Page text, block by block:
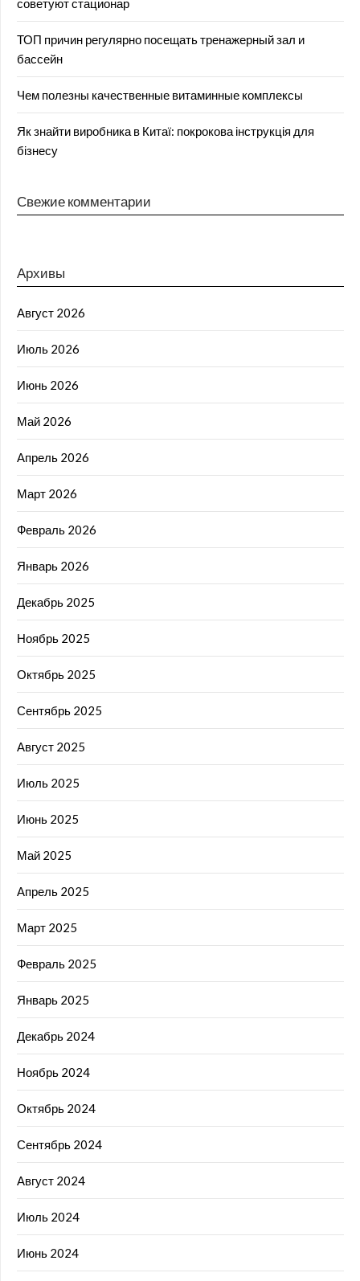
советуют стационар
ТОП причин регулярно посещать тренажерный зал и
бассейн
Чем полезны качественные витаминные комплексы
Як знайти виробника в Китаї: покрокова інструкція для
бізнесу
Свежие комментарии
Архивы
Август 2026
Июль 2026
Июнь 2026
Май 2026
Апрель 2026
Март 2026
Февраль 2026
Январь 2026
Декабрь 2025
Ноябрь 2025
Октябрь 2025
Сентябрь 2025
Август 2025
Июль 2025
Июнь 2025
Май 2025
Апрель 2025
Март 2025
Февраль 2025
Январь 2025
Декабрь 2024
Ноябрь 2024
Октябрь 2024
Сентябрь 2024
Август 2024
Июль 2024
Июнь 2024